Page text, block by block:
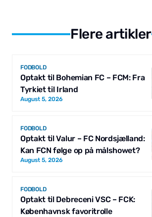
Flere artikler
FODBOLD
Optakt til Bohemian FC – FCM: Fra
Tyrkiet til Irland
August 5, 2026
FODBOLD
Optakt til Valur – FC Nordsjælland:
Kan FCN følge op på målshowet?
August 5, 2026
FODBOLD
Optakt til Debreceni VSC – FCK:
Københavnsk favoritrolle